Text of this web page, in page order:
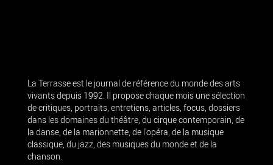
La Terrasse est le journal de référence du monde des arts
vivants depuis 1992. Il propose chaque mois une sélection
de critiques, portraits, entretiens, articles, focus, dossiers
dans les domaines du théâtre, du cirque contemporain, de
la danse, de la marionnette, de l’opéra, de la musique
classique, du jazz, des musiques du monde et de la
chanson.